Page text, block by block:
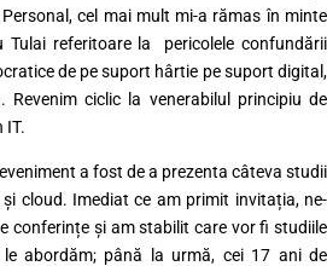
cel mai mult mi-a rămas în minte
Tulai referitoare la pericolele confundării
de pe suport hârtie pe suport digital,
Revenim ciclic la venerabilul principiu de
IT.
a fost de a prezenta câteva studii
cloud. Imediat ce am primit invitația, ne-
conferințe și am stabilit care vor fi studiile
abordăm; până la urmă, cei 17 ani de